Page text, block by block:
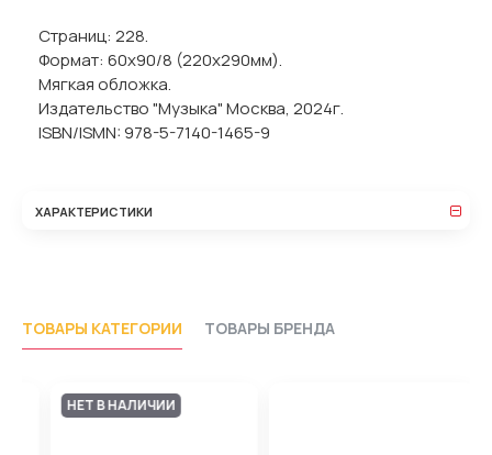
Страниц: 228.
Формат: 60x90/8 (220х290мм).
Мягкая обложка.
Издательство "Музыка" Москва, 2024г.
ISBN/ISMN: 978-5-7140-1465-9
ХАРАКТЕРИСТИКИ
ТОВАРЫ КАТЕГОРИИ ТОВАРЫ БРЕНДА
НЕТ В НАЛИЧИИ